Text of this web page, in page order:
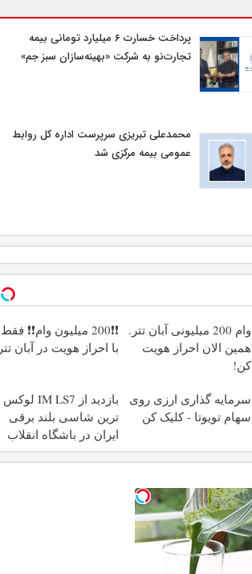
پرداخت خسارت ۶ میلیارد تومانی بیمه
تجارت‌نو به شرکت «بهینه‌سازان سبز جم»
محمدعلی تبریزی سرپرست اداره كل روابط
عمومی بیمه مركزی شد
وام 200 میلیونی آبان تتر.
همین الان احراز هویت
کن!
❗❗200 میلیون وام❗❗ فقط
با احراز هویت در آبان تتر
سرمایه گذاری ارزی روی
سهام تویوتا - کلیک کن
بازدید از IM LS7 لوکس
ترین شاسی بلند برقی
ایران در باشگاه انقلاب